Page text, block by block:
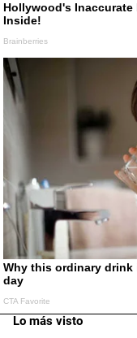
Lo más visto